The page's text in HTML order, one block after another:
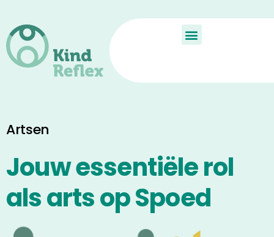
Artsen
Jouw essentiële rol
als arts op Spoed